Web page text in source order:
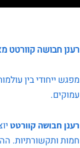
רענן חבושה קוורטט
מפגש ייחודי בין
עמוקים.
רענן חבושה קוורטט
חמות ותקשורתיות.